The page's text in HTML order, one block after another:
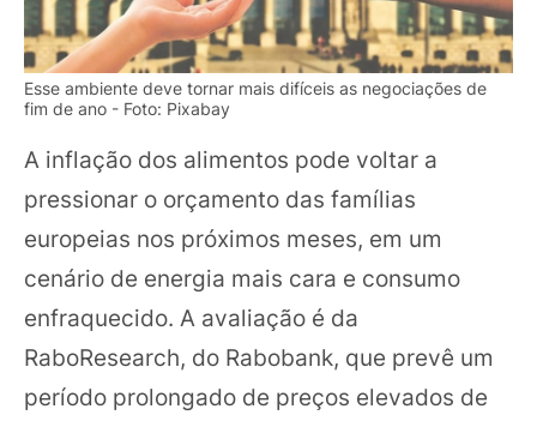
Esse ambiente deve tornar mais difíceis as negociações de
fim de ano - Foto: Pixabay
A inflação dos alimentos pode voltar a
pressionar o orçamento das famílias
europeias nos próximos meses, em um
cenário de energia mais cara e consumo
enfraquecido. A avaliação é da
RaboResearch, do Rabobank, que prevê um
período prolongado de preços elevados de